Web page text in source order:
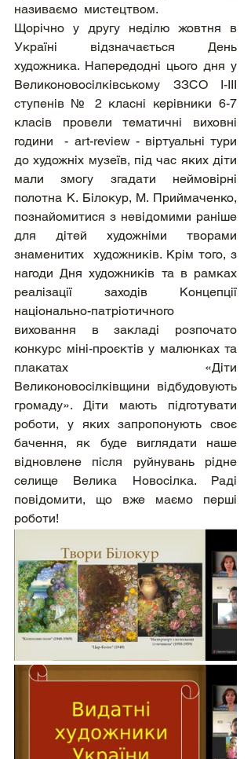
називаємо  мистецтвом.
Щорічно у другу неділю жовтня в
Україні відзначається День
художника. Напередодні цього дня у
Великоновосілківському ЗЗСО І-ІІІ
ступенів № 2 класні керівники 6-7
класів провели тематичні виховні
години  - аrt-review - віртуальні тури
до художніх музеїв, під час яких діти
мали змогу згадати неймовірні
полотна К. Білокур, М. Приймаченко,
познайомитися з невідомими раніше
для дітей художніми творами
знаменитих  художників. Крім того, з
нагоди Дня художників та в рамках
реалізації заходів Концепції
національно-патріотичного
виховання в закладі розпочато
конкурс міні-проєктів у малюнках та
плакатах «Діти
Великоновосілківщини відбудовують
громаду». Діти мають підготувати
роботи, у яких запропонують своє
бачення, як буде виглядати наше
відновлене після руйнувань рідне
селище Велика Новосілка. Раді
повідомити, що вже маємо перші
роботи!